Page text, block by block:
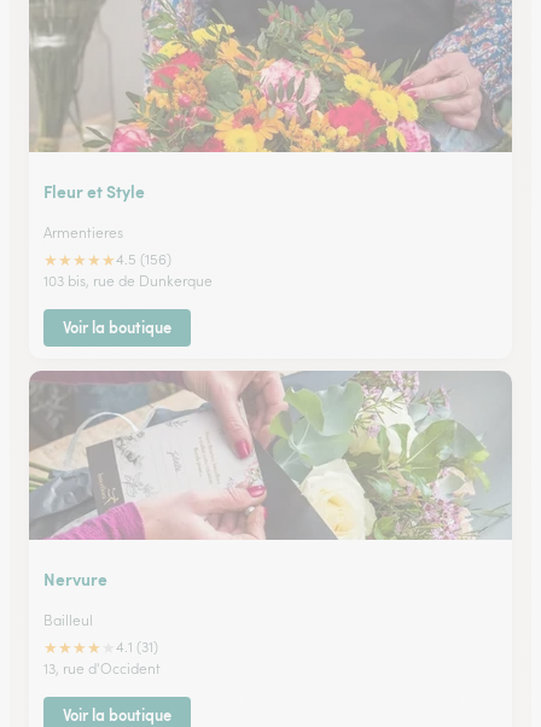
Fleur et Style
Armentieres
★★★★★4.5 (156)
103 bis, rue de Dunkerque
Voir la boutique
Nervure
Bailleul
★★★★
4.1 (31)
13, rue d'Occident
Voir la boutique